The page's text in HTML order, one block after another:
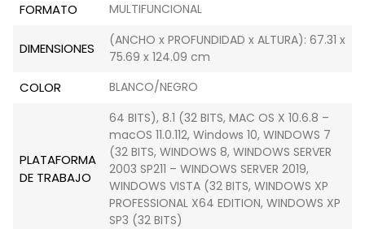
FORMATO MULTIFUNCIONAL
DIMENSIONES
(ANCHO x PROFUNDIDAD x ALTURA): 67.31 x
75.69 x 124.09 cm
COLOR BLANCO/NEGRO
PLATAFORMA
DE TRABAJO
64 BITS), 8.1 (32 BITS, MAC OS X 10.6.8 –
macOS 11.0.112, Windows 10, WINDOWS 7
(32 BITS, WINDOWS 8, WINDOWS SERVER
2003 SP211 – WINDOWS SERVER 2019,
WINDOWS VISTA (32 BITS, WINDOWS XP
PROFESSIONAL X64 EDITION, WINDOWS XP
SP3 (32 BITS)